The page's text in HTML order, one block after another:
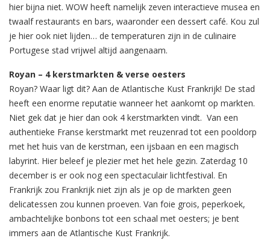
hier bijna niet. WOW heeft namelijk zeven interactieve musea en
twaalf restaurants en bars, waaronder een dessert café. Kou zul
je hier ook niet lijden… de temperaturen zijn in de culinaire
Portugese stad vrijwel altijd aangenaam.
Royan – 4 kerstmarkten & verse oesters
Royan? Waar ligt dit? Aan de Atlantische Kust Frankrijk! De stad
heeft een enorme reputatie wanneer het aankomt op markten.
Niet gek dat je hier dan ook 4 kerstmarkten vindt. Van een
authentieke Franse kerstmarkt met reuzenrad tot een pooldorp
met het huis van de kerstman, een ijsbaan en een magisch
labyrint. Hier beleef je plezier met het hele gezin. Zaterdag 10
december is er ook nog een spectaculair lichtfestival. En
Frankrijk zou Frankrijk niet zijn als je op de markten geen
delicatessen zou kunnen proeven. Van foie grois, peperkoek,
ambachtelijke bonbons tot een schaal met oesters; je bent
immers aan de Atlantische Kust Frankrijk.